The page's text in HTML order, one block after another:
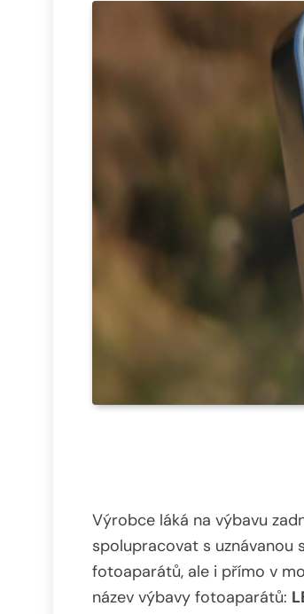
Výrobce láká na výbavu
spolupracovat s uznávanou
fotoaparátů, ale i přímo v
název výbavy fotoaparátů: